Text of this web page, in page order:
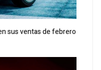
sus ventas de febrero